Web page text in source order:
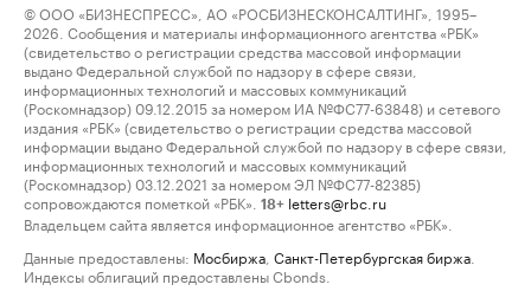
© ООО «БИЗНЕСПРЕСС», АО «РОСБИЗНЕСКОНСАЛТИНГ», 1995–
2026. Сообщения и материалы информационного агентства «РБК»
(свидетельство о регистрации средства массовой информации
выдано Федеральной службой по надзору в сфере связи,
информационных технологий и массовых коммуникаций
(Роскомнадзор) 09.12.2015 за номером ИА №ФС77-63848) и сетевого
издания «РБК» (свидетельство о регистрации средства массовой
информации выдано Федеральной службой по надзору в сфере связи,
информационных технологий и массовых коммуникаций
(Роскомнадзор) 03.12.2021 за номером ЭЛ №ФС77-82385)
сопровождаются пометкой «РБК».
18+ letters@rbc.ru
Владельцем сайта является информационное агентство «РБК».
Данные предоставлены: Мосбиржа Санкт-Петербургская биржа
Индексы облигаций предоставлены Cbonds.